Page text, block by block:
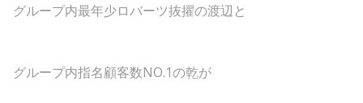
グループ内最年少ロバーツ抜擢の渡辺と
グループ内指名顧客数NO.1の乾が